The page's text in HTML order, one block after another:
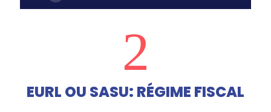
2
EURL OU SASU: RÉGIME FISCAL